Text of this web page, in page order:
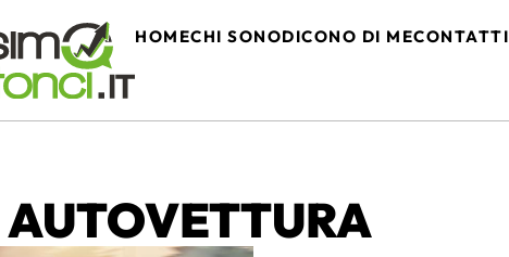
HOMECHI SONODICONO DI MECONTATTI